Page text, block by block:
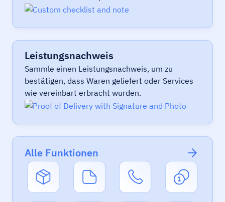
Leistungsnachweis
Sammle einen Leistungsnachweis, um zu
bestätigen, dass Waren geliefert oder Services
wie vereinbart erbracht wurden.
Alle Funktionen